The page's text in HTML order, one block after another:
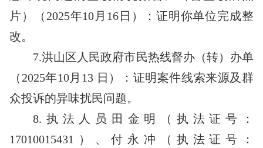
片）（2025年10月16日）：证明你单位完成整
改。
7.洪山区人民政府市民热线督办（转）办单
（2025年10月13 日）：证明案件线索来源及群
众投诉的异味扰民问题。
8.执法人员田金明（执法证号：
17010015431）、付永冲（执法证号：